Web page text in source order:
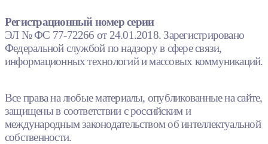
Регистрационный номер серии
ЭЛ № ФС 77-72266 от 24.01.2018. Зарегистрировано
Федеральной службой по надзору в сфере связи,
информационных технологий и массовых коммуникаций.
Все права на любые материалы, опубликованные на сайте,
защищены в соответствии с российским и
международным законодательством об интеллектуальной
собственности.